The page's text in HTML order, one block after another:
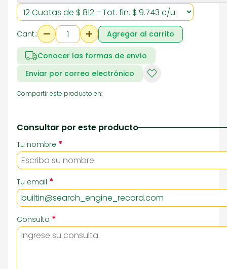
Cant.: Agregar al carrito
Conocer las formas de envío
Enviar por correo electrónico
Compartir este producto en:
Consultar por este producto
Tu nombre *
Tu email *
Consulta *